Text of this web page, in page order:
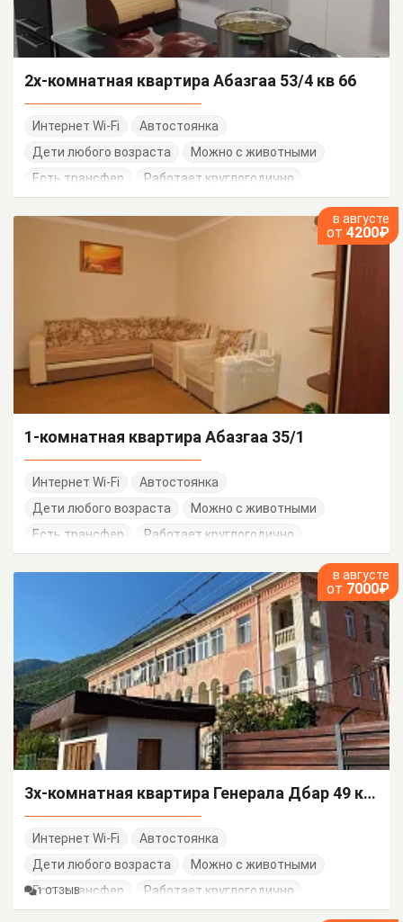
2х-комнатная квартира Абазгаа 53/4 кв 66
Интернет Wi-Fi
Автостоянка
Дети любого возраста
Можно с животными
Есть трансфер
Работает круглогодично
в августе
от 4200₽
1-комнатная квартира Абазгаа 35/1
Интернет Wi-Fi
Автостоянка
Дети любого возраста
Можно с животными
Есть трансфер
Работает круглогодично
в августе
от 7000₽
3х-комнатная квартира Генерала Дбар 49 кв 15
Интернет Wi-Fi
Автостоянка
Дети любого возраста
Можно с животными
Есть трансфер
Работает круглогодично
1 ОТЗЫВ